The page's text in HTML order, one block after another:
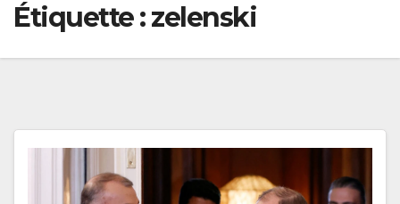
Étiquette :zelenski